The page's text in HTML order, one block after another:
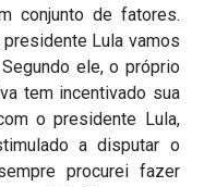
conjunto de fatores.
Lula vamos
ele, o próprio
tem incentivado sua
o presidente Lula,
a disputar o
procurei fazer